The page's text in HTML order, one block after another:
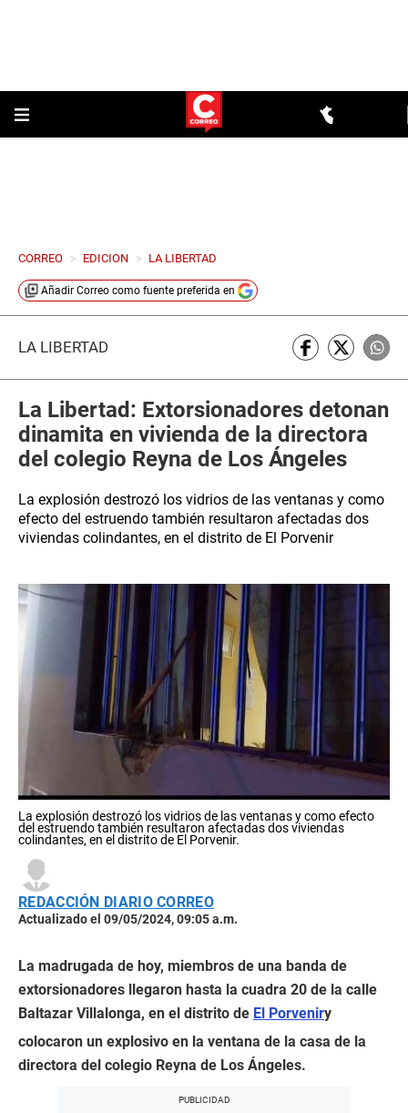
CORREO > EDICION > LA LIBERTAD
Añadir Correo como fuente preferida en
LA LIBERTAD
La Libertad: Extorsionadores detonan
dinamita en vivienda de la directora
del colegio Reyna de Los Ángeles
La explosión destrozó los vidrios de las ventanas y como
efecto del estruendo también resultaron afectadas dos
viviendas colindantes, en el distrito de El Porvenir
La explosión destrozó los vidrios de las ventanas y como efecto
del estruendo también resultaron afectadas dos viviendas
colindantes, en el distrito de El Porvenir.
REDACCIÓN DIARIO CORREO
Actualizado el 09/05/2024, 09:05 a.m.
La madrugada de hoy, miembros de una banda de
extorsionadores llegaron hasta la cuadra 20 de la calle
Baltazar Villalonga, en el distrito de El Porveniry
colocaron un explosivo en la ventana de la casa de la
directora del colegio Reyna de Los Ángeles.